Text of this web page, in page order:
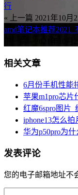
行
« 上一篇 2021年10月
amd笔记本推荐
相关文章
6月份手机性能
苹果m1pro芯片
红魔6spro图片
iphone13怎么
华为p50pro为
发表评论
您的电子邮箱地址不